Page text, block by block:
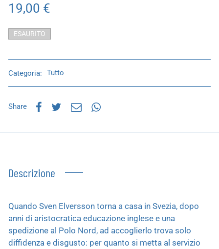
19,00 €
ESAURITO
Categoria: Tutto
Share
Descrizione
Quando Sven Elversson torna a casa in Svezia, dopo
anni di aristocratica educazione inglese e una
spedizione al Polo Nord, ad accoglierlo trova solo
diffidenza e disgusto: per quanto si metta al servizio